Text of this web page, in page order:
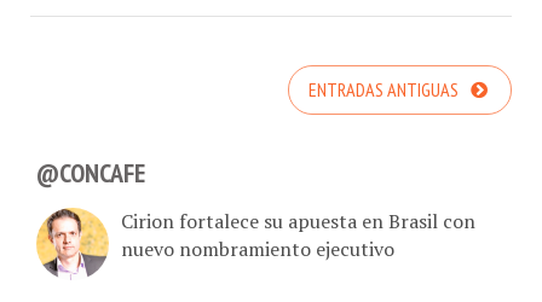
ENTRADAS ANTIGUAS
@CONCAFE
Cirion fortalece su apuesta en Brasil con
nuevo nombramiento ejecutivo